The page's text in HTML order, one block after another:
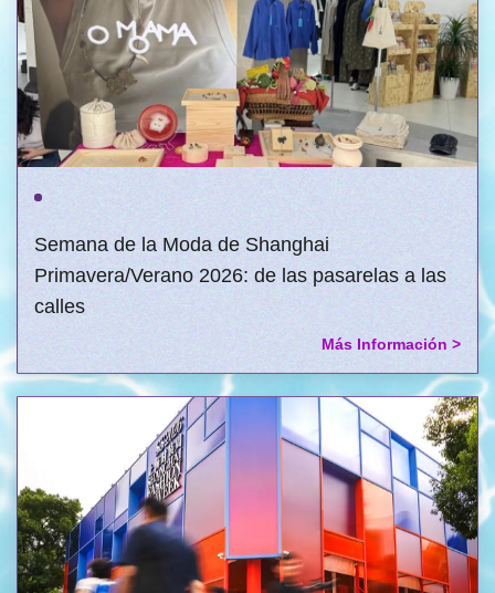
Semana de la Moda de Shanghai
Primavera/Verano 2026: de las pasarelas a las
calles
Más Información >